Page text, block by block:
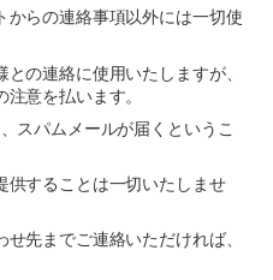
らの連絡事項以外には一切使
の連絡に使用いたしますが、
意を払います。
スパムメールが届くというこ
供することは一切いたしませ
先までご連絡いただければ、